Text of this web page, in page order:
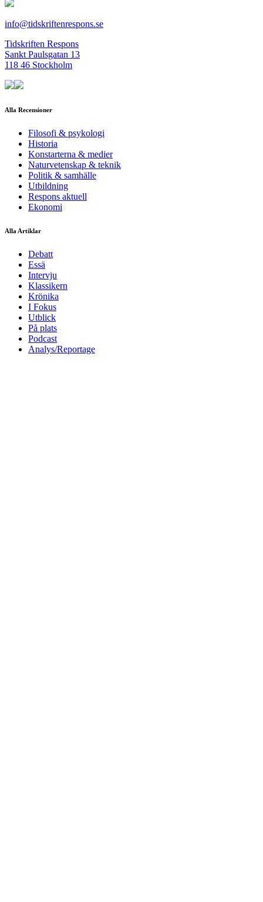
info@tidskriftenrespons.se
Tidskriften Respons
Sankt Paulsgatan 13
118 46 Stockholm
Alla Recensioner
Filosofi & psykologi
Historia
Konstarterna & medier
Naturvetenskap & teknik
Politik & samhälle
Utbildning
Respons aktuell
Ekonomi
Alla Artiklar
Debatt
Essä
Intervju
Klassikern
Krönika
I Fokus
Utblick
På plats
Podcast
Analys/Reportage